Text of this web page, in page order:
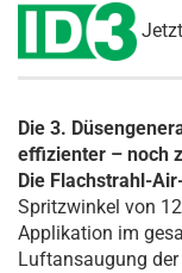
Die 3.
effizienter – noch
Die Flachstrahl-
Spritzwinkel von
Applikation im
Luftansaugung